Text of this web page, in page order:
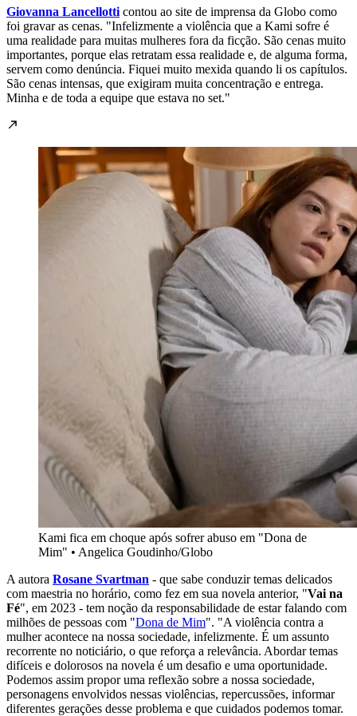
Giovanna Lancellotti contou ao site de imprensa da Globo como
foi gravar as cenas. "Infelizmente a violência que a Kami sofre é
uma realidade para muitas mulheres fora da ficção. São cenas muito
importantes, porque elas retratam essa realidade e, de alguma forma,
servem como denúncia. Fiquei muito mexida quando li os capítulos.
São cenas intensas, que exigiram muita concentração e entrega.
Minha e de toda a equipe que estava no set."
Kami fica em choque após sofrer abuso em "Dona de
Mim" • Angelica Goudinho/Globo
A autora Rosane Svartman - que sabe conduzir temas delicados
com maestria no horário, como fez em sua novela anterior, "Vai na
Fé", em 2023 - tem noção da responsabilidade de estar falando com
milhões de pessoas com "Dona de Mim". "A violência contra a
mulher acontece na nossa sociedade, infelizmente. É um assunto
recorrente no noticiário, o que reforça a relevância. Abordar temas
difíceis e dolorosos na novela é um desafio e uma oportunidade.
Podemos assim propor uma reflexão sobre a nossa sociedade,
personagens envolvidos nessas violências, repercussões, informar
diferentes gerações desse problema e que cuidados podemos tomar.